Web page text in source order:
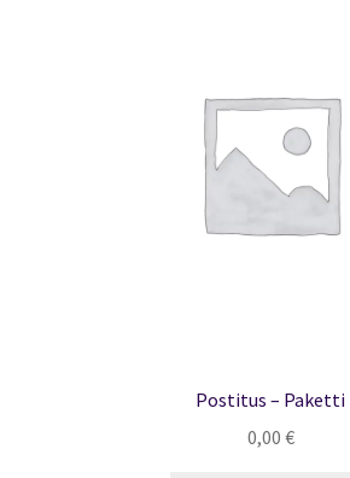
Postitus – Paketti
0,00 €